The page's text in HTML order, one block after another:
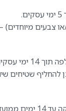
– בין 20 ל-40 ימי
נעשה בו שימוש.
שטיחים
או בדוא"ל לספק.